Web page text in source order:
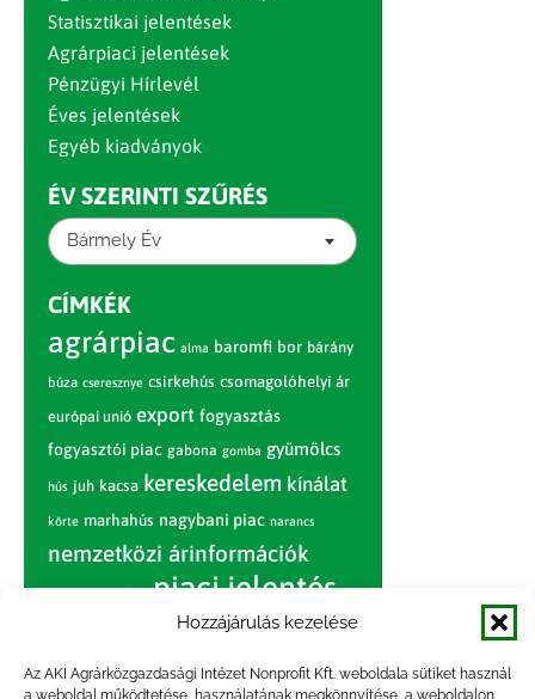
Hozzájárulás kezelése
Az AKI Agrárközgazdasági Intézet Nonprofit Kft. weboldala sütiket használ
a weboldal működtetése, használatának megkönnyítése, a weboldalon
Statisztikai jelentések
Agrárpiaci jelentések
Pénzügyi Hírlevél
Éves jelentések
Egyéb kiadványok
ÉV SZERINTI SZŰRÉS
Bármely Év
CÍMKÉK
agrárpiac alma baromfi bor bárány
búza cseresznye csirkehús csomagolóhelyi ár
európai unió export fogyasztás
fogyasztói piac gabona gomba gyümölcs
hús juh kacsa kereskedelem kínálat
körte marhahús nagybani piac narancs
nemzetközi árinformációk
piac piaci jelentés
sertés sertéshús
szarvasmarha termelés termelői